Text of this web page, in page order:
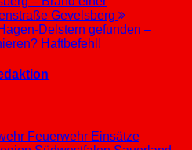
Gevelsberg
Delstern gefunden –
Haftbefehl!
Feuerwehr Einsätze